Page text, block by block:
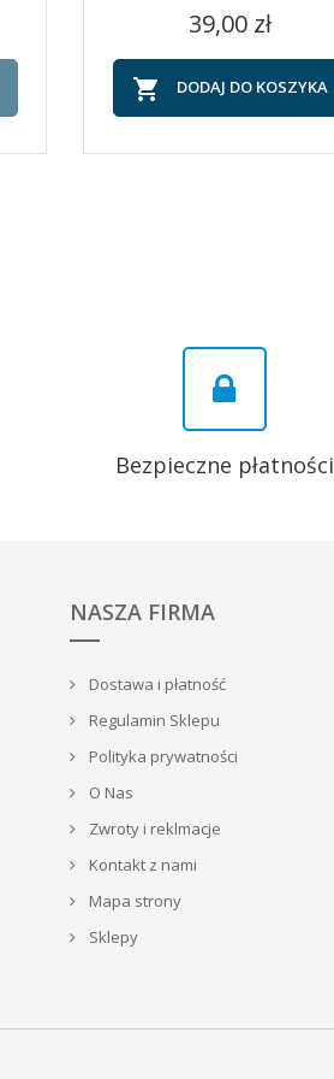
Szybki podgląd
Cena
39,00 zł
 DODAJ DO KOSZYKA
Bezpieczne płatności
NASZA FIRMA
Dostawa i płatność
Regulamin Sklepu
Polityka prywatności
O Nas
Zwroty i reklmacje
Kontakt z nami
Mapa strony
Sklepy